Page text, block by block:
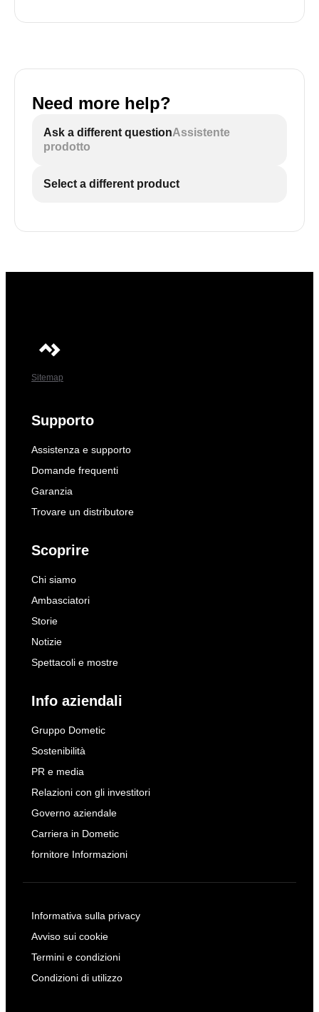
Need more help?
Ask a different questionAssistente
prodotto
Select a different product
Sitemap
Supporto
Assistenza e supporto
Domande frequenti
Garanzia
Trovare un distributore
Scoprire
Chi siamo
Ambasciatori
Storie
Notizie
Spettacoli e mostre
Info aziendali
Gruppo Dometic
Sostenibilità
PR e media
Relazioni con gli investitori
Governo aziendale
Carriera in Dometic
fornitore Informazioni
Informativa sulla privacy
Avviso sui cookie
Termini e condizioni
Condizioni di utilizzo